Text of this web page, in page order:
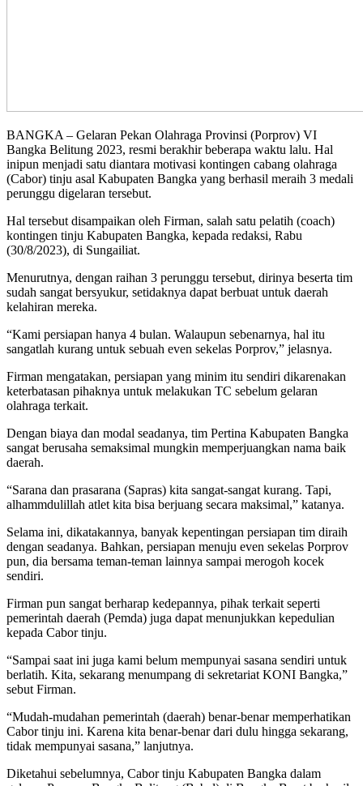
BANGKA – Gelaran Pekan Olahraga Provinsi (Porprov) VI
Bangka Belitung 2023, resmi berakhir beberapa waktu lalu. Hal
inipun menjadi satu diantara motivasi kontingen cabang olahraga
(Cabor) tinju asal Kabupaten Bangka yang berhasil meraih 3 medali
perunggu digelaran tersebut.
Hal tersebut disampaikan oleh Firman, salah satu pelatih (coach)
kontingen tinju Kabupaten Bangka, kepada redaksi, Rabu
(30/8/2023), di Sungailiat.
Menurutnya, dengan raihan 3 perunggu tersebut, dirinya beserta tim
sudah sangat bersyukur, setidaknya dapat berbuat untuk daerah
kelahiran mereka.
“Kami persiapan hanya 4 bulan. Walaupun sebenarnya, hal itu
sangatlah kurang untuk sebuah even sekelas Porprov,” jelasnya.
Firman mengatakan, persiapan yang minim itu sendiri dikarenakan
keterbatasan pihaknya untuk melakukan TC sebelum gelaran
olahraga terkait.
Dengan biaya dan modal seadanya, tim Pertina Kabupaten Bangka
sangat berusaha semaksimal mungkin memperjuangkan nama baik
daerah.
“Sarana dan prasarana (Sapras) kita sangat-sangat kurang. Tapi,
alhammdulillah atlet kita bisa berjuang secara maksimal,” katanya.
Selama ini, dikatakannya, banyak kepentingan persiapan tim diraih
dengan seadanya. Bahkan, persiapan menuju even sekelas Porprov
pun, dia bersama teman-teman lainnya sampai merogoh kocek
sendiri.
Firman pun sangat berharap kedepannya, pihak terkait seperti
pemerintah daerah (Pemda) juga dapat menunjukkan kepedulian
kepada Cabor tinju.
“Sampai saat ini juga kami belum mempunyai sasana sendiri untuk
berlatih. Kita, sekarang menumpang di sekretariat KONI Bangka,”
sebut Firman.
“Mudah-mudahan pemerintah (daerah) benar-benar memperhatikan
Cabor tinju ini. Karena kita benar-benar dari dulu hingga sekarang,
tidak mempunyai sasana,” lanjutnya.
Diketahui sebelumnya, Cabor tinju Kabupaten Bangka dalam